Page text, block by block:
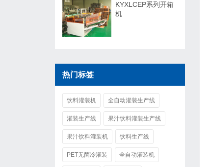
KYXLCEP系列开箱
机
热门标签
饮料灌装机 全自动灌装生产线
灌装生产线 果汁饮料灌装生产线
果汁饮料灌装机 饮料生产线
PET无菌冷灌装 全自动灌装机